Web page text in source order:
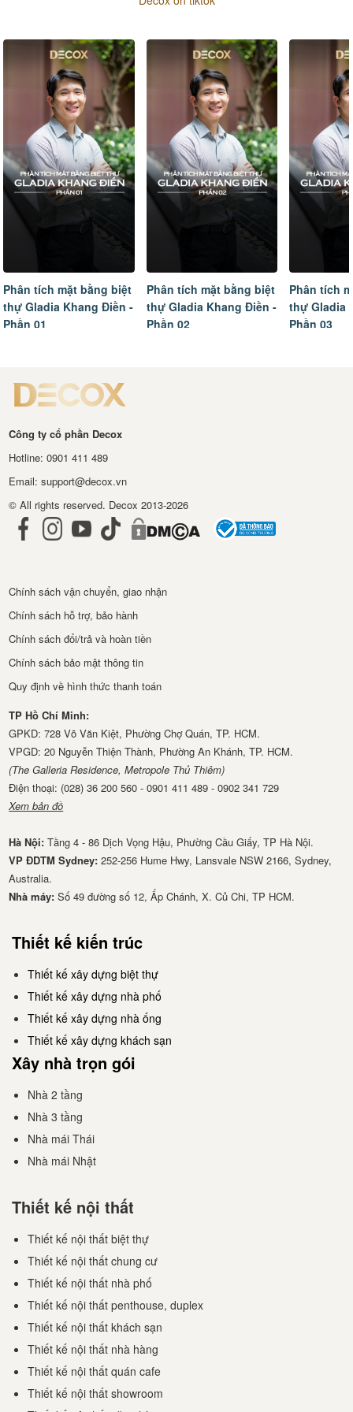
Phân tích mặt bằng biệt
thự Gladia Khang Điền -
Phần 02
Phân tích mặt bằng biệt
thự Gladia Khang Điền -
Phần 03
Tâm sự
ngôi nhà
hoàn thiện
Công ty cổ phần Decox
Hotline: 0901 411 489
Email: support@decox.vn
© All rights reserved. Decox 2013-2026
Chính sách vận chuyển, giao nhận
Chính sách hỗ trợ, bảo hành
Chính sách đổi/trả và hoàn tiền
Chính sách bảo mật thông tin
Quy định về hình thức thanh toán
TP Hồ Chí Minh:
GPKD: 728 Võ Văn Kiệt, Phường Chợ Quán, TP. HCM.
VPGD: 20 Nguyễn Thiện Thành, Phường An Khánh, TP. HCM.
(The Galleria Residence, Metropole Thủ Thiêm)
Điện thoại: (028) 36 200 560 - 0901 411 489 - 0902 341 729
Xem bản đồ
Hà Nội:Tầng 4 - 86 Dịch Vọng Hậu, Phường Cầu Giấy, TP Hà Nội.
VP ĐDTM Sydney: 252-256 Hume Hwy, Lansvale NSW 2166, Sydney,
Australia.
Nhà má​y: Số 49 đường số 12, Ấp Chánh, X. Củ Chi, TP HCM.
Thiết kế kiến trúc
Thiết kế xây dựng biệt thự
Thiết kế xây dựng nhà phố
Thiết kế xây dựng nhà ống
Thiết kế xây dựng khách sạn
Xây nhà trọn gói
Nhà 2 tầng
Nhà 3 tầng
Nhà mái Thái
Nhà mái Nhật
Thiết kế nội thất
Thiết kế nội thất biệt thự
Thiết kế nội thất chung cư
Thiết kế nội thất nhà phố
Thiết kế nội thất penthouse, duplex
Thiết kế nội thất khách sạn
Thiết kế nội thất nhà hàng
Thiết kế nội thất quán cafe
Thiết kế nội thất showroom